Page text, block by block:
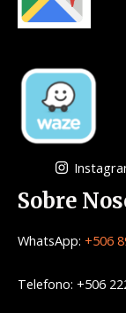
Sobre
WhatsApp: +506
Telefono: +506